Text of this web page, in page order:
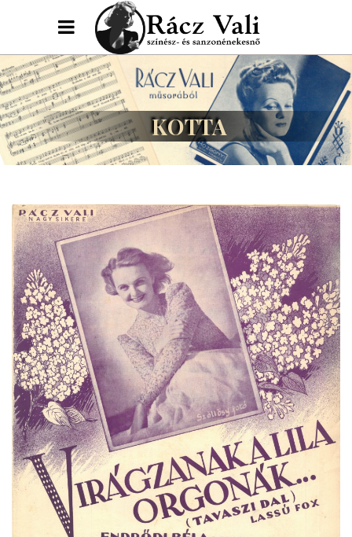
KOTTA